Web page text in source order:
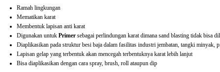
Ramah lingkungan
Mematikan karat
Membentuk lapisan anti karat
Digunakan untuk Primer sebagai perlindungan karat dimana sand blasting tidak bisa
Diaplikasikan pada struktur besi baja dalam fasilitas industri jembatan, tangki minyak,
Lapisan gelap yang terbentuk akan mencegah terbentuknya karat lebih lanjut
Bisa diaplikasikan dengan cara spray, brush, roll ataupun dip